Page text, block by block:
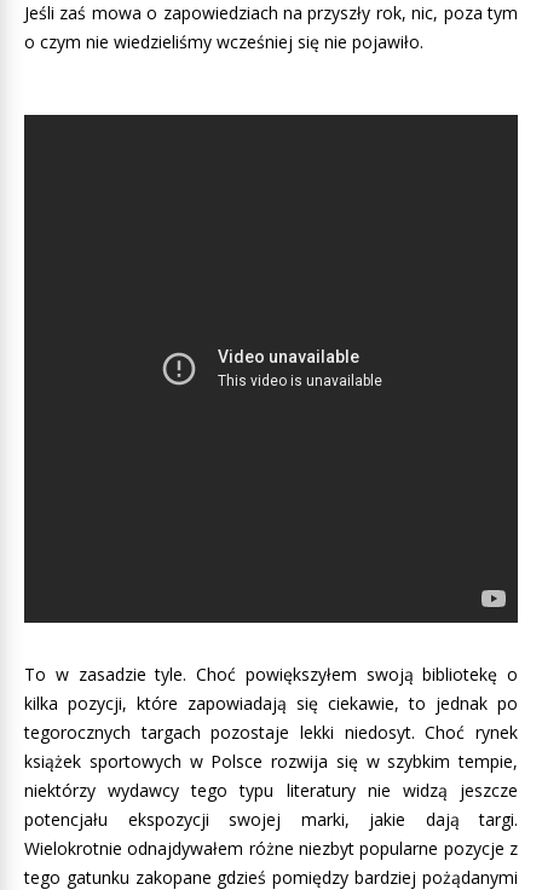
Jeśli zaś mowa o zapowiedziach na przyszły rok, nic, poza tym
o czym nie wiedzieliśmy wcześniej się nie pojawiło.
To w zasadzie tyle. Choć powiększyłem swoją bibliotekę o
kilka pozycji, które zapowiadają się ciekawie, to jednak po
tegorocznych targach pozostaje lekki niedosyt. Choć rynek
książek sportowych w Polsce rozwija się w szybkim tempie,
niektórzy wydawcy tego typu literatury nie widzą jeszcze
potencjału ekspozycji swojej marki, jakie dają targi.
Wielokrotnie odnajdywałem różne niezbyt popularne pozycje z
tego gatunku zakopane gdzieś pomiędzy bardziej pożądanymi